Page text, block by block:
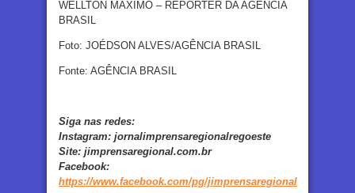
WELLTON MÁXIMO – REPÓRTER DA AGÊNCIA
BRASIL
Foto: JOÉDSON ALVES/AGÊNCIA BRASIL
Fonte: AGÊNCIA BRASIL
Siga nas redes:
Instagram: jornalimprensaregionalregoeste
Site: jimprensaregional.com.br
Facebook:
https://www.facebook.com/pg/jimprensaregional